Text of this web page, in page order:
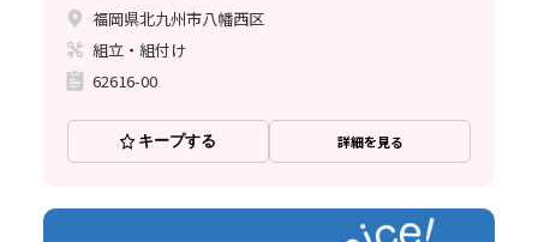
福岡県北九州市八幡西区
組立・組付け
62616-00
キープする 詳細を見る